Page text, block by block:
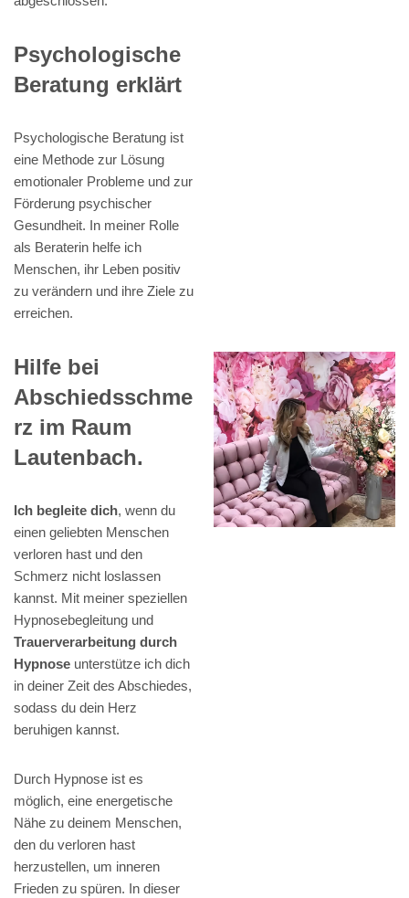
Psychologische
Beratung erklärt
Psychologische Beratung ist
eine Methode zur Lösung
emotionaler Probleme und zur
Förderung psychischer
Gesundheit. In meiner Rolle
als Beraterin helfe ich
Menschen, ihr Leben positiv
zu verändern und ihre Ziele zu
erreichen.
Hilfe bei
Abschiedsschme
rz im Raum
Lautenbach.
Ich begleite dich, wenn du
einen geliebten Menschen
verloren hast und den
Schmerz nicht loslassen
kannst. Mit meiner speziellen
Hypnosebegleitung und
Trauerverarbeitung durch
Hypnose unterstütze ich dich
in deiner Zeit des Abschiedes,
sodass du dein Herz
beruhigen kannst.
Durch Hypnose ist es
möglich, eine energetische
Nähe zu deinem Menschen,
den du verloren hast
herzustellen, um inneren
Frieden zu spüren. In dieser